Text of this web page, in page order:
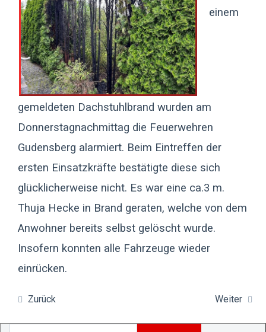
einem
gemeldeten Dachstuhlbrand wurden am
Donnerstagnachmittag die Feuerwehren
Gudensberg alarmiert. Beim Eintreffen der
ersten Einsatzkräfte bestätigte diese sich
glücklicherweise nicht. Es war eine ca.3 m.
Thuja Hecke in Brand geraten, welche von dem
Anwohner bereits selbst gelöscht wurde.
Insofern konnten alle Fahrzeuge wieder
einrücken.
Zurück Weiter